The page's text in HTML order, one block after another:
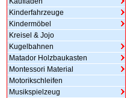
Kinderfahrzeuge
Kindermöbel
Kreisel & Jojo
Kugelbahnen
Matador Holzbaukasten
Montessori Material
Motorikschleifen
Musikspielzeug